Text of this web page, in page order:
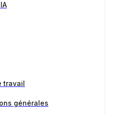
travail
générales